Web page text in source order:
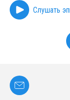
Слушать